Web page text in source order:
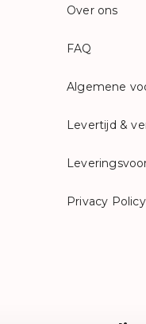
Over ons
FAQ
Algemene
Levertijd &
Privacy Policy